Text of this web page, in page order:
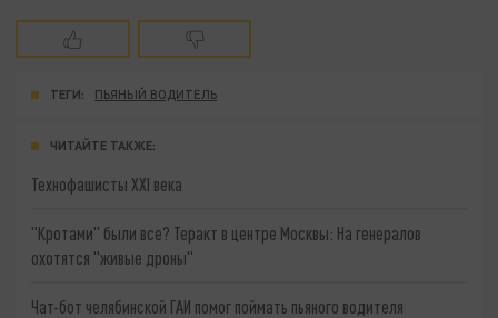
ТЕГИ: ПЬЯНЫЙ ВОДИТЕЛЬ
ЧИТАЙТЕ ТАКЖЕ:
Технофашисты XXI века
"Кротами" были все? Теракт в центре Москвы: На генералов
охотятся "живые дроны"
Чат-бот челябинской ГАИ помог поймать пьяного водителя